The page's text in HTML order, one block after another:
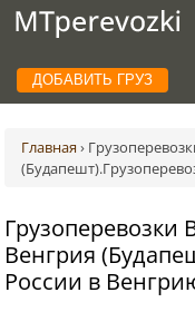
ДОБАВИТЬ ГРУЗ
Главная ›
Венгрия
России в